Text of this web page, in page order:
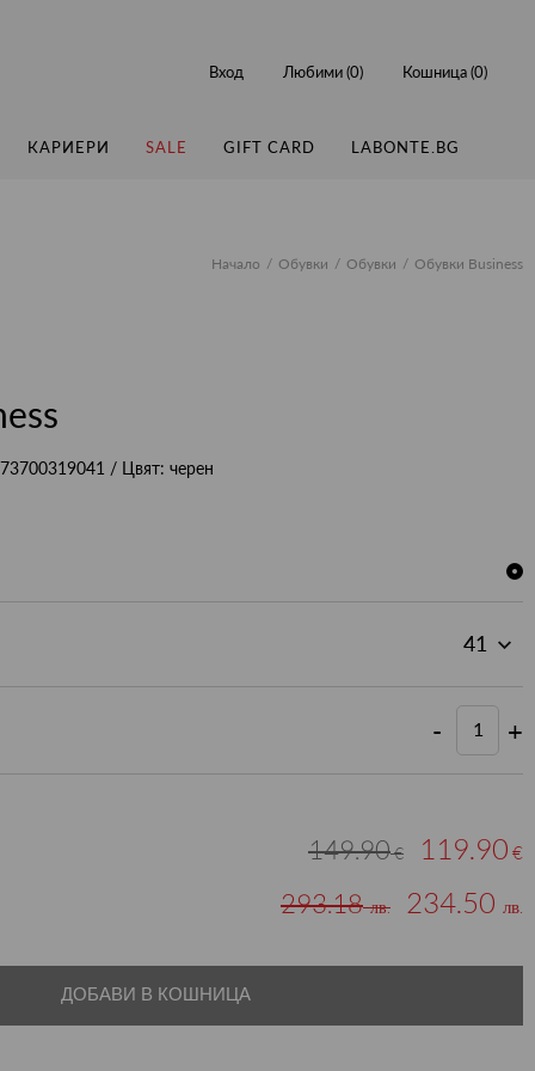
КАРИЕРИ SALE GIFT CARD LABONTE.BG
Вход Любими (0) Кошница (0)
Начало Обувки Обувки Обувки Business
/ Цвят: черен
- +
149.90€ 119.90 €
293.18лв. 234.50 лв.
ДОБАВИ В КОШНИЦА